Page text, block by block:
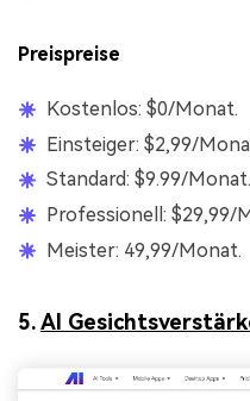
Preispreise
Kostenlos: $0/Monat.
Einsteiger: $2,99/
Standard: $9.99/Monat.
Professionell: $29,99/
Meister: 49,99/Monat.
5.AI